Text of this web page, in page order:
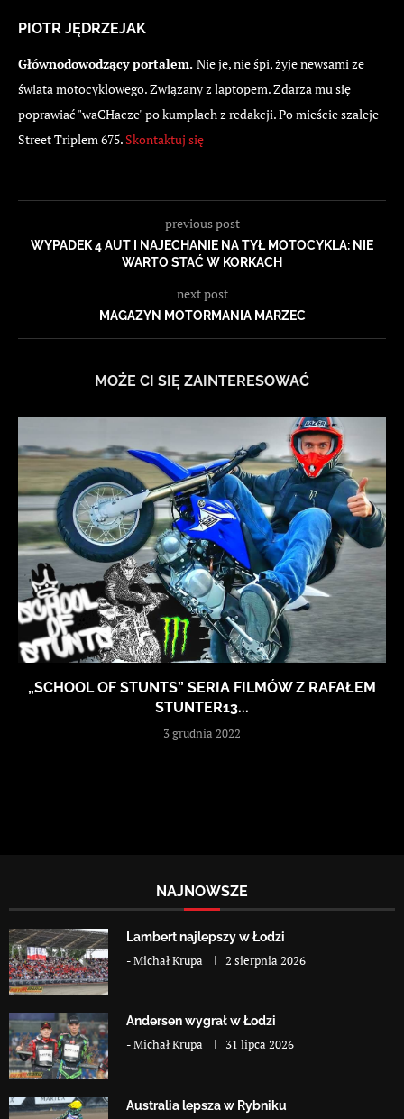
PIOTR JĘDRZEJAK
Głównodowodzący portalem. Nie je, nie śpi, żyje newsami ze
świata motocyklowego. Związany z laptopem. Zdarza mu się
poprawiać "waCHacze" po kumplach z redakcji. Po mieście szaleje
Street Triplem 675. Skontaktuj się
previous post
WYPADEK 4 AUT I NAJECHANIE NA TYŁ MOTOCYKLA: NIE
WARTO STAĆ W KORKACH
next post
MAGAZYN MOTORMANIA MARZEC
MOŻE CI SIĘ ZAINTERESOWAĆ
„SCHOOL OF STUNTS” SERIA FILMÓW Z RAFAŁEM
STUNTER13...
3 grudnia 2022
NAJNOWSZE
Lambert najlepszy w Łodzi
-Michał Krupa 2 sierpnia 2026
Andersen wygrał w Łodzi
-Michał Krupa 31 lipca 2026
Australia lepsza w Rybniku